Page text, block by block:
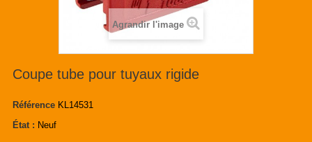
Agrandir l'image
Coupe tube pour tuyaux rigide
Référence KL14531
État : Neuf